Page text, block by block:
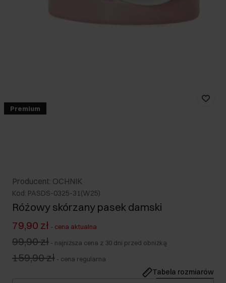
Premium
Producent: OCHNIK
Kod: PASDS-0325-31(W25)
Różowy skórzany pasek damski
79,90 zł - cena aktualna
99,90 zł - najniższa cena z 30 dni przed obniżką
159,90 zł - cena regularna
Tabela rozmiarów